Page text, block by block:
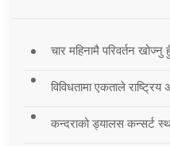
चार महिनामै परिवर्तन खोज्नु
विविधतामा एकताले
कन्दराको ड्यालस कन्सर्ट